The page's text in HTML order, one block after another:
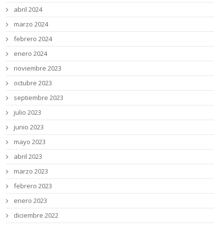
abril 2024
marzo 2024
febrero 2024
enero 2024
noviembre 2023
octubre 2023
septiembre 2023
julio 2023
junio 2023
mayo 2023
abril 2023
marzo 2023
febrero 2023
enero 2023
diciembre 2022